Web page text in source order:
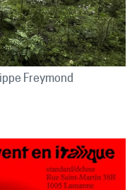
Freymond